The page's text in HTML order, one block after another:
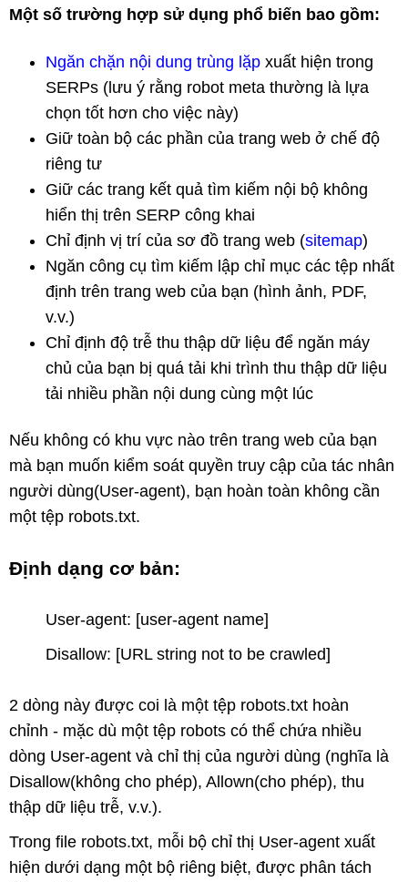
Một số trường hợp sử dụng phổ biến bao gồm:
Ngăn chặn nội dung trùng lặp xuất hiện trong
SERPs (lưu ý rằng robot meta thường là lựa
chọn tốt hơn cho việc này)
Giữ toàn bộ các phần của trang web ở chế độ
riêng tư
Giữ các trang kết quả tìm kiếm nội bộ không
hiển thị trên SERP công khai
Chỉ định vị trí của sơ đồ trang web (sitemap)
Ngăn công cụ tìm kiếm lập chỉ mục các tệp nhất
định trên trang web của bạn (hình ảnh, PDF,
v.v.)
Chỉ định độ trễ thu thập dữ liệu để ngăn máy
chủ của bạn bị quá tải khi trình thu thập dữ liệu
tải nhiều phần nội dung cùng một lúc
Nếu không có khu vực nào trên trang web của bạn
mà bạn muốn kiểm soát quyền truy cập của tác nhân
người dùng(User-agent), bạn hoàn toàn không cần
một tệp robots.txt.
Định dạng cơ bản:
User-agent: [user-agent name]
Disallow: [URL string not to be crawled]
2 dòng này được coi là một tệp robots.txt hoàn
chỉnh - mặc dù một tệp robots có thể chứa nhiều
dòng User-agent và chỉ thị của người dùng (nghĩa là
Disallow(không cho phép), Allown(cho phép), thu
thập dữ liệu trễ, v.v.).
Trong file robots.txt, mỗi bộ chỉ thị User-agent xuất
hiện dưới dạng một bộ riêng biệt, được phân tách